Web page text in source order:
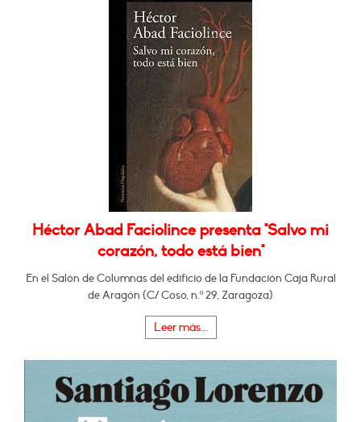
Héctor Abad Faciolince presenta "Salvo mi
corazón, todo está bien"
En el Salón de Columnas del edificio de la Fundación Caja Rural
de Aragón (C/ Coso, n.º 29, Zaragoza)
Leer más...